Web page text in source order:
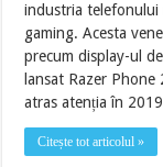
industria telefonului
gaming. Acesta
precum display-ul
lansat Razer
atras atenția în
Citește tot articolul »